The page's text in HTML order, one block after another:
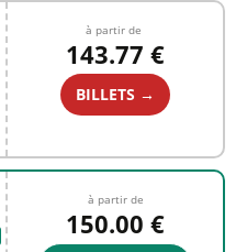
à partir de
143.77 €
BILLETS →
à partir de
150.00 €